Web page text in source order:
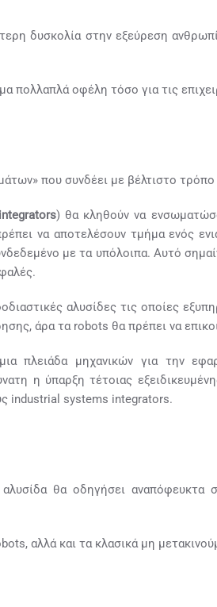
δυσκολία στην εξεύρεση
πολλαπλά οφέλη τόσο για τις
που συνδέει με βέλτιστο
integrators) θα κληθούν να
να αποτελέσουν τμήμα ενός
με τα υπόλοιπα. Αυτό
αλυσίδες τις οποίες
άρα τα robots θα πρέπει να
πλειάδα μηχανικών για την
η ύπαρξη τέτοιας
industrial systems integrators.
θα οδηγήσει
αλλά και τα κλασικά μη